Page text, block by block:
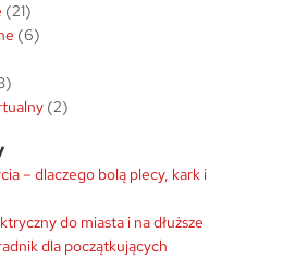
(21)
(6)
(2)
– dlaczego bolą plecy, kark i
do miasta i na dłuższe
dla początkujących